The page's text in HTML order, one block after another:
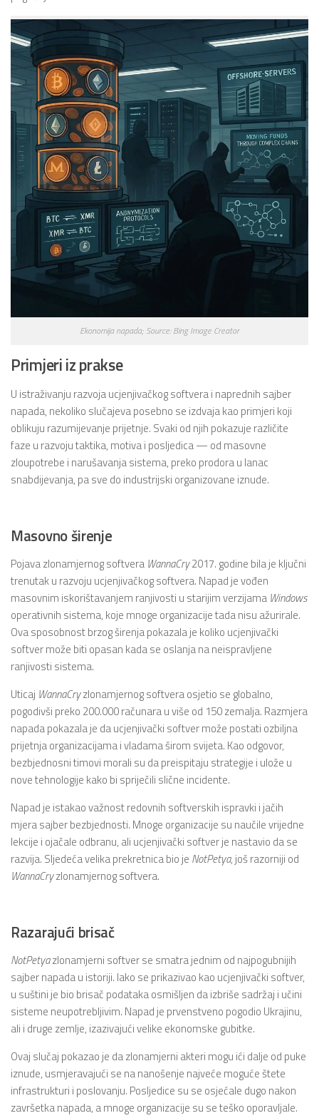
Ekonomija napada; Source: Bing Image Creator
Primjeri iz prakse
U istraživanju razvoja ucjenjivačkog softvera i naprednih sajber
napada, nekoliko slučajeva posebno se izdvaja kao primjeri koji
oblikuju razumijevanje prijetnje. Svaki od njih pokazuje različite
faze u razvoju taktika, motiva i posljedica — od masovne
zloupotrebe i narušavanja sistema, preko prodora u lanac
snabdijevanja, pa sve do industrijski organizovane iznude.
Masovno širenje
Pojava zlonamjernog softvera WannaCry2017. godine bila je ključni
trenutak u razvoju ucjenjivačkog softvera. Napad je vođen
masovnim iskorištavanjem ranjivosti u starijim verzijama Windows
operativnih sistema, koje mnoge organizacije tada nisu ažurirale.
Ova sposobnost brzog širenja pokazala je koliko ucjenjivački
softver može biti opasan kada se oslanja na neispravljene
ranjivosti sistema.
Uticaj WannaCryzlonamjernog softvera osjetio se globalno,
pogodivši preko 200.000 računara u više od 150 zemalja. Razmjera
napada pokazala je da ucjenjivački softver može postati ozbiljna
prijetnja organizacijama i vladama širom svijeta. Kao odgovor,
bezbjednosni timovi morali su da preispitaju strategije i ulože u
nove tehnologije kako bi spriječili slične incidente.
Napad je istakao važnost redovnih softverskih ispravki i jačih
mjera sajber bezbjednosti. Mnoge organizacije su naučile vrijedne
lekcije i ojačale odbranu, ali ucjenjivački softver je nastavio da se
razvija. Sljedeća velika prekretnica bio je NotPetya, još razorniji od
WannaCryzlonamjernog softvera.
Razarajući brisač
NotPetyazlonamjerni softver se smatra jednim od najpogubnijih
sajber napada u istoriji. Iako se prikazivao kao ucjenjivački softver,
u suštini je bio brisač podataka osmišljen da izbriše sadržaj i učini
sisteme neupotrebljivim. Napad je prvenstveno pogodio Ukrajinu,
ali i druge zemlje, izazivajući velike ekonomske gubitke.
Ovaj slučaj pokazao je da zlonamjerni akteri mogu ići dalje od puke
iznude, usmjeravajući se na nanošenje najveće moguće štete
infrastrukturi i poslovanju. Posljedice su se osjećale dugo nakon
završetka napada, a mnoge organizacije su se teško oporavljale.